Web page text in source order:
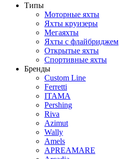
Типы
Моторные яхты
Яхты круизеры
Мегаяхты
Яхты с флайбриджем
Открытые яхты
Спортивные яхты
Бренды
Custom Line
Ferretti
ITAMA
Pershing
Riva
Azimut
Wally
Amels
APREAMARE